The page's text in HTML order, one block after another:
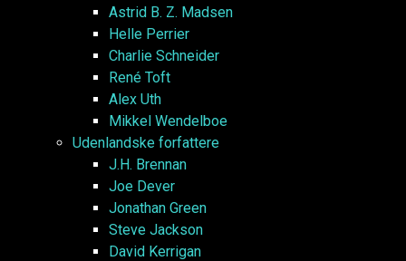
Astrid B. Z. Madsen
Helle Perrier
Charlie Schneider
René Toft
Alex Uth
Mikkel Wendelboe
Udenlandske forfattere
J.H. Brennan
Joe Dever
Jonathan Green
Steve Jackson
David Kerrigan